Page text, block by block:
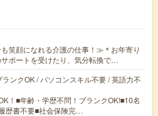
笑顔になれる介護の仕事！≫＊お年寄り
ポートを受けたり、気分転換で…
ンクOK / パソコンスキル不要 / 英語力不
！■年齢・学歴不問！ブランクOK!■10名
歴書不要■社会保険完…